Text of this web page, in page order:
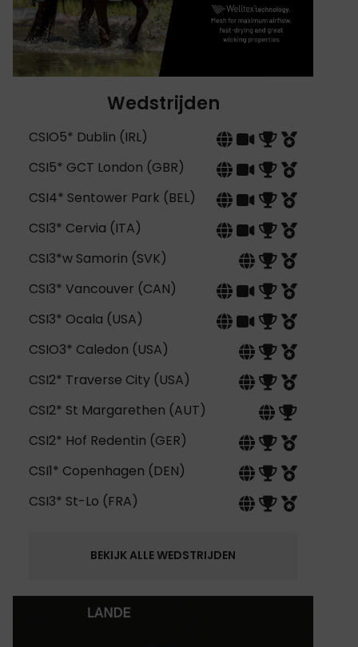
Wedstrijden
CSIO5* Dublin (IRL)
CSI5* GCT London (GBR)
CSI4* Sentower Park (BEL)
CSI3* Cervia (ITA)
CSI3*w Samorin (SVK)
CSI3* Vancouver (CAN)
CSI3* Ocala (USA)
CSIO3* Caledon (USA)
CSI2* Traverse City (USA)
CSI2* St Margarethen (AUT)
CSI2* Hof Redentin (GER)
CSI1* Copenhagen (DEN)
CSI3* St-Lo (FRA)
BEKIJK ALLE WEDSTRIJDEN